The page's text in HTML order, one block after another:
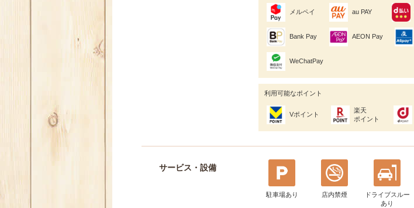
メルペイ au PAY
Bank Pay AEON Pay
WeChatPay
利用可能なポイント
Vポイント
楽天
ポイント
サービス・設備
駐車場あり 店内禁煙
ドライブスルー
あり